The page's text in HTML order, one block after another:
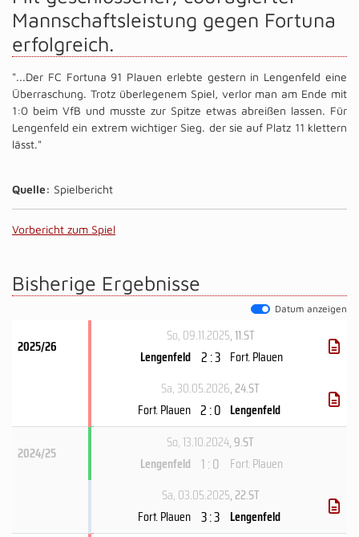
Mannschaftsleistung gegen Fortuna
erfolgreich.
"...Der FC Fortuna 91 Plauen erlebte gestern in Lengenfeld eine
Überraschung. Trotz überlegenem Spiel, verlor man am Ende mit
1:0 beim VfB und musste zur Spitze etwas abreißen lassen. Für
Lengenfeld ein extrem wichtiger Sieg. der sie auf Platz 11 klettern
lässt."
Quelle: Spielbericht
Vorbericht zum Spiel
Bisherige Ergebnisse
Datum anzeigen
2025/26
So, 09.11.2025, 11.ST
Lengenfeld 2 : 3 Fort. Plauen
Sa, 30.05.2026, 24.ST
Fort. Plauen 2 : 0 Lengenfeld
2024/25
So, 13.10.2024, 9.ST
Lengenfeld 1 : 0 Fort. Plauen
Sa, 03.05.2025, 22.ST
Fort. Plauen 3 : 3 Lengenfeld